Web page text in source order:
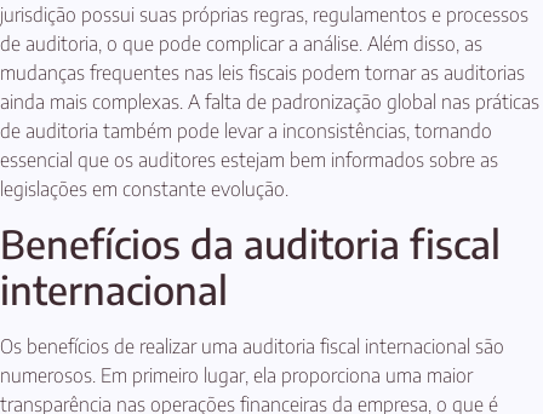
jurisdição possui suas próprias regras, regulamentos e processos
de auditoria, o que pode complicar a análise. Além disso, as
mudanças frequentes nas leis fiscais podem tornar as auditorias
ainda mais complexas. A falta de padronização global nas práticas
de auditoria também pode levar a inconsistências, tornando
essencial que os auditores estejam bem informados sobre as
legislações em constante evolução.
Benefícios da auditoria fiscal
internacional
Os benefícios de realizar uma auditoria fiscal internacional são
numerosos. Em primeiro lugar, ela proporciona uma maior
transparência nas operações financeiras da empresa, o que é